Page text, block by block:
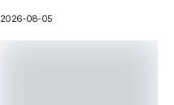
2026-08-05